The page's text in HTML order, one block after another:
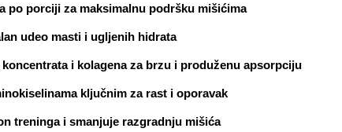
po porciji za maksimalnu podršku mišićima
udeo masti i ugljenih hidrata
i kolagena za brzu i produženu apsorpciju
ključnim za rast i oporavak
treninga i smanjuje razgradnju mišića